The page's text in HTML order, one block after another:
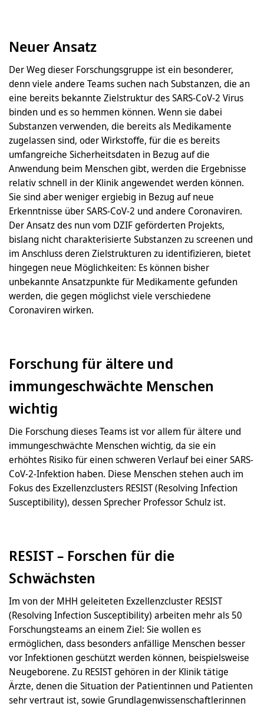
Neuer Ansatz
Der Weg dieser Forschungsgruppe ist ein besonderer,
denn viele andere Teams suchen nach Substanzen, die an
eine bereits bekannte Zielstruktur des SARS-CoV-2 Virus
binden und es so hemmen können. Wenn sie dabei
Substanzen verwenden, die bereits als Medikamente
zugelassen sind, oder Wirkstoffe, für die es bereits
umfangreiche Sicherheitsdaten in Bezug auf die
Anwendung beim Menschen gibt, werden die Ergebnisse
relativ schnell in der Klinik angewendet werden können.
Sie sind aber weniger ergiebig in Bezug auf neue
Erkenntnisse über SARS-CoV-2 und andere Coronaviren.
Der Ansatz des nun vom DZIF geförderten Projekts,
bislang nicht charakterisierte Substanzen zu screenen und
im Anschluss deren Zielstrukturen zu identifizieren, bietet
hingegen neue Möglichkeiten: Es können bisher
unbekannte Ansatzpunkte für Medikamente gefunden
werden, die gegen möglichst viele verschiedene
Coronaviren wirken.
Forschung für ältere und
immungeschwächte Menschen
wichtig
Die Forschung dieses Teams ist vor allem für ältere und
immungeschwächte Menschen wichtig, da sie ein
erhöhtes Risiko für einen schweren Verlauf bei einer SARS-
CoV-2-Infektion haben. Diese Menschen stehen auch im
Fokus des Exzellenzclusters RESIST (Resolving Infection
Susceptibility), dessen Sprecher Professor Schulz ist.
RESIST – Forschen für die
Schwächsten
Im von der MHH geleiteten Exzellenzcluster RESIST
(Resolving Infection Susceptibility) arbeiten mehr als 50
Forschungsteams an einem Ziel: Sie wollen es
ermöglichen, dass besonders anfällige Menschen besser
vor Infektionen geschützt werden können, beispielsweise
Neugeborene. Zu RESIST gehören in der Klinik tätige
Ärzte, denen die Situation der Patientinnen und Patienten
sehr vertraut ist, sowie Grundlagenwissenschaftlerinnen